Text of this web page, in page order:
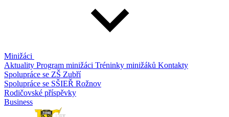
Minižáci
Aktuality Program minižáci Tréninky minižáků Kontakty
Spolupráce se ZŠ Zubří
Spolupráce se SŠIEŘ Rožnov
Rodičovské příspěvky
Business